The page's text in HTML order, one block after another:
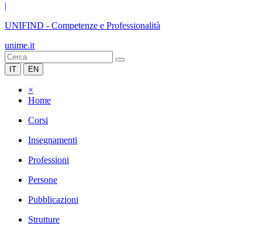
|
UNIFIND - Competenze e Professionalità
unime.it
IT EN
×
Home
Corsi
Insegnamenti
Professioni
Persone
Pubblicazioni
Strutture